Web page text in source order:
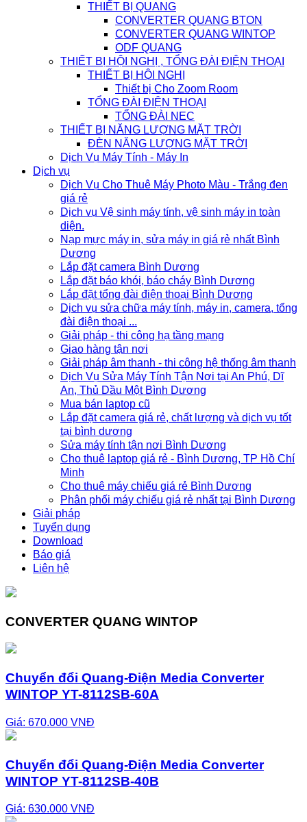
THIẾT BỊ QUANG
CONVERTER QUANG BTON
CONVERTER QUANG WINTOP
ODF QUANG
THIẾT BỊ HỘI NGHỊ , TỔNG ĐÀI ĐIỆN THOẠI
THIẾT BỊ HỘI NGHỊ
Thiết bị Cho Zoom Room
TỔNG ĐÀI ĐIỆN THOẠI
TỔNG ĐÀI NEC
THIẾT BỊ NĂNG LƯỢNG MẶT TRỜI
ĐÈN NĂNG LƯỢNG MẶT TRỜI
Dịch Vụ Máy Tính - Máy In
Dịch vụ
Dịch Vụ Cho Thuê Máy Photo Màu - Trắng đen
giá rẻ
Dịch vụ Vệ sinh máy tính, vệ sinh máy in toàn
diện.
Nạp mực máy in, sửa máy in giá rẻ nhất Bình
Dương
Lắp đặt camera Bình Dương
Lắp đặt báo khói, báo cháy Bình Dương
Lắp đặt tổng đài điện thoại Bình Dương
Dịch vụ sửa chữa máy tính, máy in, camera, tổng
đài điện thoại ...
Giải pháp - thi công hạ tầng mạng
Giao hàng tận nơi
Giải pháp âm thanh - thi công hệ thống âm thanh
Dịch Vụ Sửa Máy Tính Tận Nơi tại An Phú, Dĩ
An, Thủ Dầu Một Bình Dương
Mua bán laptop cũ
Lắp đặt camera giá rẻ, chất lượng và dịch vụ tốt
tại bình dương
Sửa máy tính tận nơi Bình Dương
Cho thuê laptop giá rẻ - Bình Dương, TP Hồ Chí
Minh
Cho thuê máy chiếu giá rẻ Bình Dương
Phân phối máy chiếu giá rẻ nhất tại Bình Dương
Giải pháp
Tuyển dụng
Download
Báo giá
Liên hệ
CONVERTER QUANG WINTOP
Chuyển đổi Quang-Điện Media Converter
WINTOP YT-8112SB-60A
Giá: 670.000 VNĐ
Chuyển đổi Quang-Điện Media Converter
WINTOP YT-8112SB-40B
Giá: 630.000 VNĐ